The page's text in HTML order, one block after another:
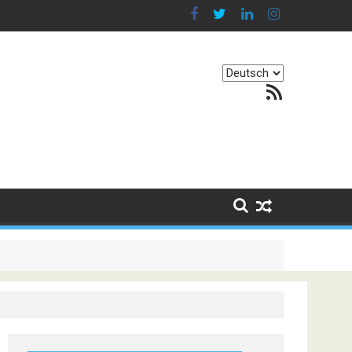
Sprache
auswählenRSS-Feed